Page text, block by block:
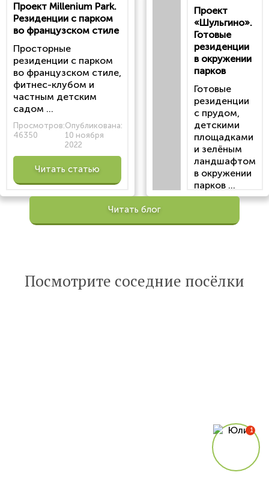
Проект Millenium Park.
Резиденции с парком
во французском стиле
Просторные
резиденции с парком
во французском стиле,
фитнес-клубом и
частным детским
садом ...
Просмотров:
46350
Опубликована:
10 ноября
2022
Читать статью
статью
Проект
«Шульгино».
Готовые
резиденции
в окружении
парков
Готовые
резиденции
с прудом,
детскими
площадками
и зелёным
ландшафтом
в окружении
парков ...
Просмотров:
Опубликована:
статью
Читать блог
Посмотрите соседние посёлки